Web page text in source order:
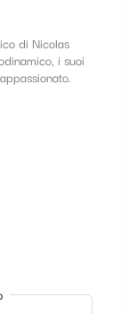
di Nicolas
i suoi